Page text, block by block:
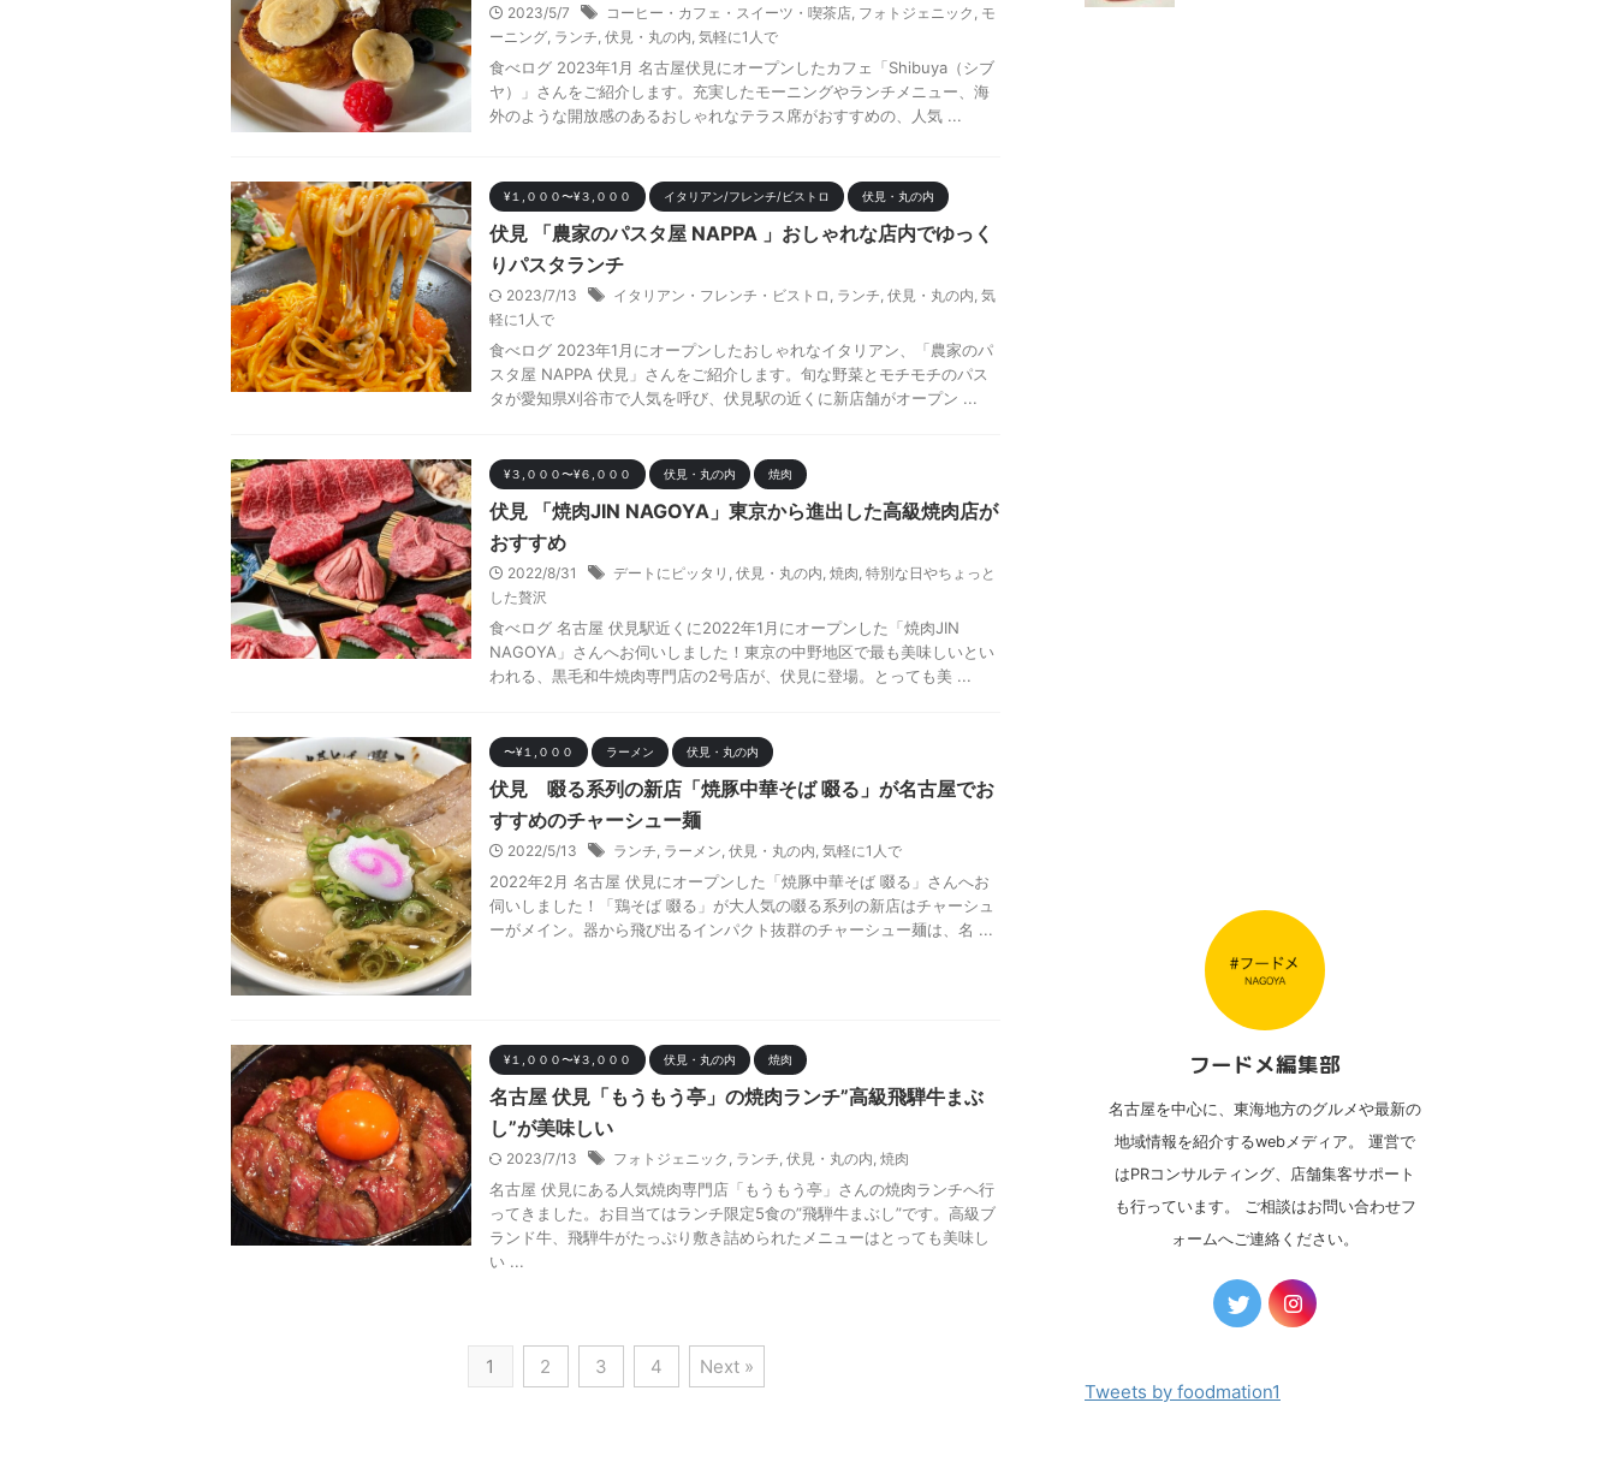
2023/5/7 コーヒー・カフェ・スイーツ・喫茶店, フォトジェニック , モ
ーニング, ランチ, 伏見・丸の内, 気軽に1人で
食べログ 2023年1月 名古屋伏見にオープンしたカフェ「Shibuya（シブ
ヤ）」さんをご紹介します。充実したモーニングやランチメニュー、海
外のような開放感のあるおしゃれなテラス席がおすすめの、人気 ...
¥１,０００〜¥３,０００ イタリアン/フレンチ/ビストロ 伏見・丸の内
伏見 「農家のパスタ屋 NAPPA 」おしゃれな店内でゆっく
りパスタランチ
2023/7/13 イタリアン・フレンチ・ビストロ ランチ 伏見・丸の内 気
軽に1人で
食べログ 2023年1月にオープンしたおしゃれなイタリアン、「農家のパ
スタ屋 NAPPA 伏見」さんをご紹介します。旬な野菜とモチモチのパス
タが愛知県刈谷市で人気を呼び、伏見駅の近くに新店舗がオープン ...
¥３,０００〜¥６,０００ 伏見・丸の内 焼肉
伏見 「焼肉JIN NAGOYA」東京から進出した高級焼肉店が
おすすめ
2022/8/31 デートにピッタリ 伏見・丸の内 焼肉 特別な日やちょっと
した贅沢
食べログ 名古屋 伏見駅近くに2022年1月にオープンした「焼肉JIN
NAGOYA」さんへお伺いしました！東京の中野地区で最も美味しいとい
われる、黒毛和牛焼肉専門店の2号店が、伏見に登場。とっても美 ...
〜¥１,０００ ラーメン 伏見・丸の内
伏見 啜る系列の新店「焼豚中華そば 啜る」が名古屋でお
すすめのチャーシュー麺
2022/5/13 ランチ ラーメン 伏見・丸の内 気軽に1人で
2022年2月 名古屋 伏見にオープンした「焼豚中華そば 啜る」さんへお
伺いしました！「鶏そば 啜る」が大人気の啜る系列の新店はチャーシュ
ーがメイン。器から飛び出るインパクト抜群のチャーシュー麺は、名 ...
¥１,０００〜¥３,０００ 伏見・丸の内 焼肉
名古屋 伏見「もうもう亭」の焼肉ランチ”高級飛騨牛まぶ
し”が美味しい
2023/7/13 フォトジェニック ランチ 伏見・丸の内 焼肉
名古屋 伏見にある人気焼肉専門店「もうもう亭」さんの焼肉ランチへ行
ってきました。お目当てはランチ限定5食の”飛騨牛まぶし”です。高級ブ
ランド牛、飛騨牛がたっぷり敷き詰められたメニューはとっても美味し
い ...
1 2 3 4 Next »
フードメ編集部
名古屋を中心に、東海地方のグルメや最新の
地域情報を紹介するwebメディア。 運営で
はPRコンサルティング、店舗集客サポート
も行っています。 ご相談はお問い合わせフ
ォームへご連絡ください。
Tweets by foodmation1